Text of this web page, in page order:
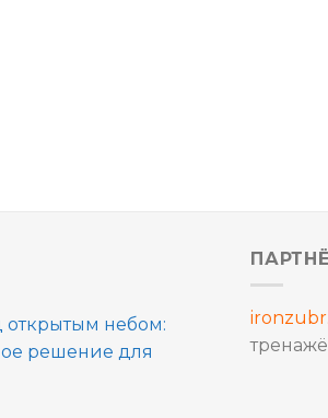
открытым небом:
решение для